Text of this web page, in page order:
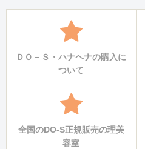
ＤＯ－Ｓ・ハナヘナの購入に
ついて
全国のDO-S正規販売の理美
容室